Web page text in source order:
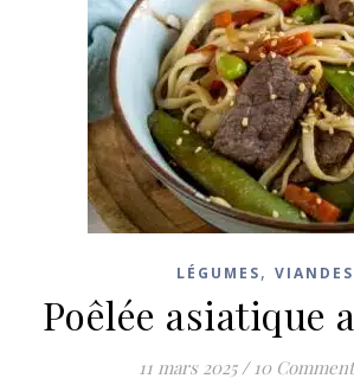
LÉGUMES, VIANDES
Poêlée asiatique
11 mars 2025 / 10